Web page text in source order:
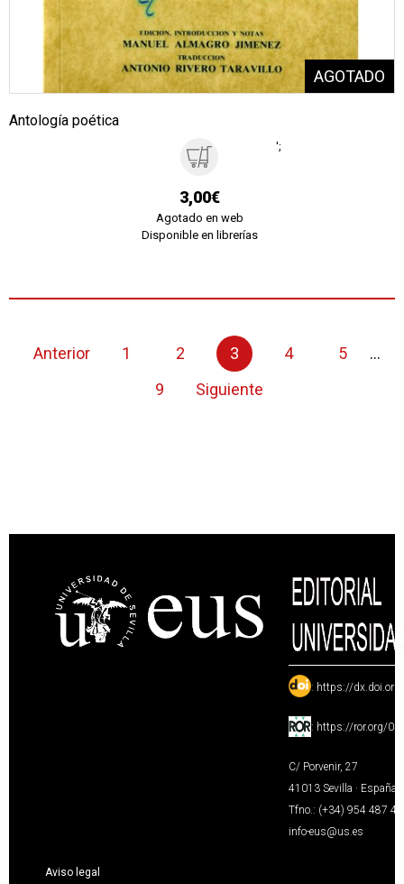
Antología poética
3,00€
Agotado en web
Disponible en librerías
';
Anterior 1 2 3 4 5
...
9
Siguiente
: https://
: https://ror.org/
C/ Porvenir, 27
41013 Sevilla · España
Tfno.: (+34) 954 487
info-eus@us.es
Aviso legal